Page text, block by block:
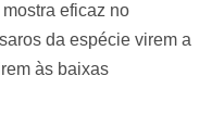
eficaz no
da espécie virem a
às baixas